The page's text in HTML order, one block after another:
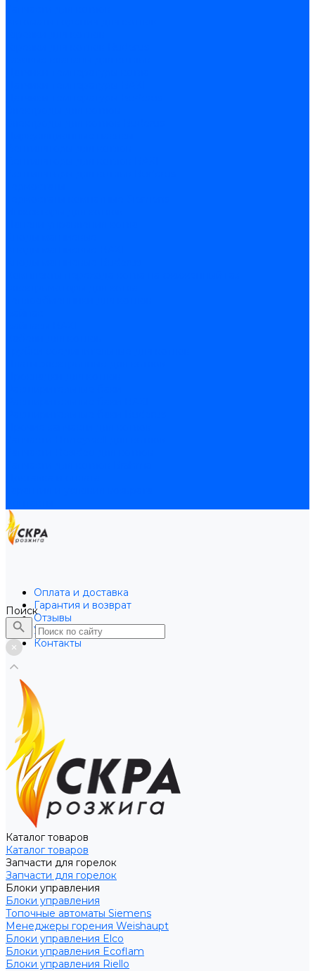
Оплата и доставка
Гарантия и возврат
Отзывы
Услуги
Контакты
Поиск
Каталог товаров
Каталог товаров
Запчасти для горелок
Запчасти для горелок
Блоки управления
Блоки управления
Топочные автоматы Siemens
Менеджеры горения Weishaupt
Блоки управления Elco
Блоки управления Ecoflam
Блоки управления Riello